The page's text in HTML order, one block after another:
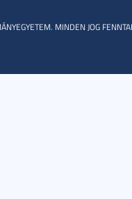
MINDEN JOG